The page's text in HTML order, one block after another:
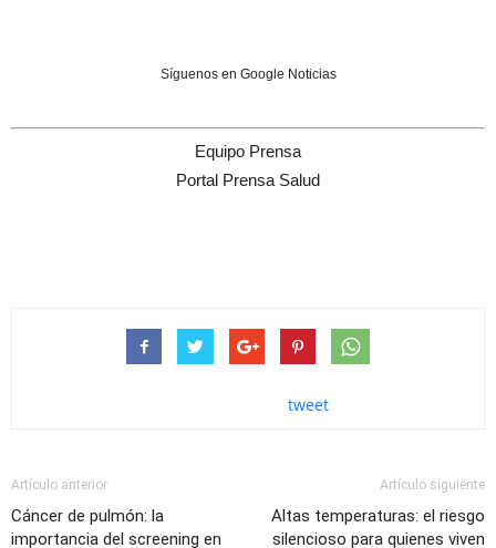
Síguenos en Google Noticias
Equipo Prensa
Portal Prensa Salud
tweet
Artículo anterior
Cáncer de pulmón: la
importancia del screening en
Artículo siguiente
Altas temperaturas: el riesgo
silencioso para quienes viven